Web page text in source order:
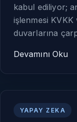
kabul ediliyor;
işlenmesi KVKK
duvarlarına
Devamını Oku
YAPAY ZEKA